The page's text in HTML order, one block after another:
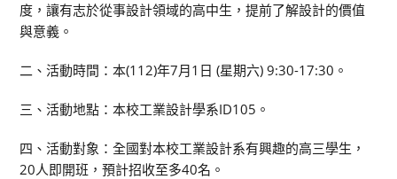
度，讓有志於從事設計領域的高中生，提前了解設計的價值
與意義。
二、活動時間：本(112)年7月1日 (星期六) 9:30-17:30。
三、活動地點：本校工業設計學系ID105。
四、活動對象：全國對本校工業設計系有興趣的高三學生，
20人即開班，預計招收至多40名。